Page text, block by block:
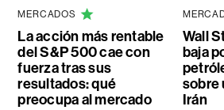
MERCADOS
La acción más rentable
del S&P 500 cae con
fuerza tras sus
resultados: qué
preocupa al mercado
Wall
baja
sobre
Irán